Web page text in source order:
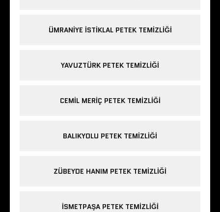
ÜMRANIYE ISTIKLAL PETEK TEMIZLIĞI
YAVUZTÜRK PETEK TEMIZLIĞI
CEMIL MERIÇ PETEK TEMIZLIĞI
BALIKYOLU PETEK TEMIZLIĞI
ZÜBEYDE HANIM PETEK TEMIZLIĞI
ISMETPAŞA PETEK TEMIZLIĞI